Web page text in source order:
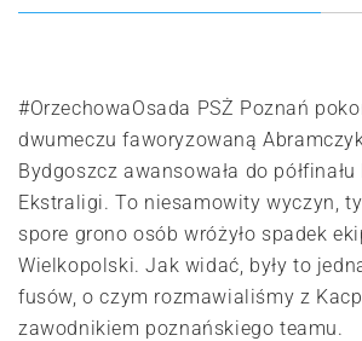
#OrzechowaOsada PSŻ Poznań
dwumeczu faworyzowaną
Bydgoszcz awansowała do
Ekstraligi. To niesamowity wyczyn,
spore grono osób wróżyło spadek
Wielkopolski. Jak widać, były to
fusów, o czym rozmawialiśmy z
zawodnikiem poznańskiego teamu.